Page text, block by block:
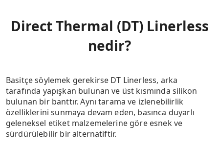
Direct Thermal (DT) Linerless
nedir?
Basitçe söylemek gerekirse DT Linerless, arka
tarafında yapışkan bulunan ve üst kısmında silikon
bulunan bir banttır. Aynı tarama ve izlenebilirlik
özelliklerini sunmaya devam eden, basınca duyarlı
geleneksel etiket malzemelerine göre esnek ve
sürdürülebilir bir alternatiftir.